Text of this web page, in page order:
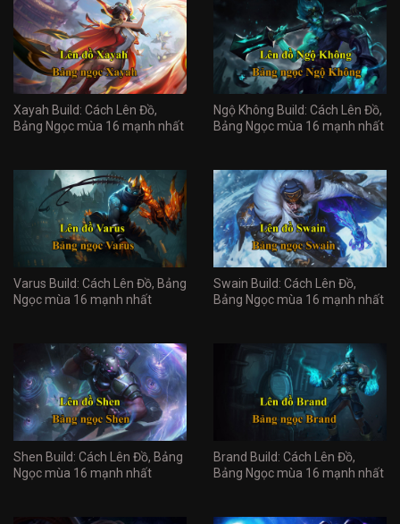
Xayah Build: Cách Lên Đồ,
Bảng Ngọc mùa 16 mạnh nhất
Ngộ Không Build: Cách Lên Đồ,
Bảng Ngọc mùa 16 mạnh nhất
Varus Build: Cách Lên Đồ, Bảng
Ngọc mùa 16 mạnh nhất
Swain Build: Cách Lên Đồ,
Bảng Ngọc mùa 16 mạnh nhất
Shen Build: Cách Lên Đồ, Bảng
Ngọc mùa 16 mạnh nhất
Brand Build: Cách Lên Đồ,
Bảng Ngọc mùa 16 mạnh nhất